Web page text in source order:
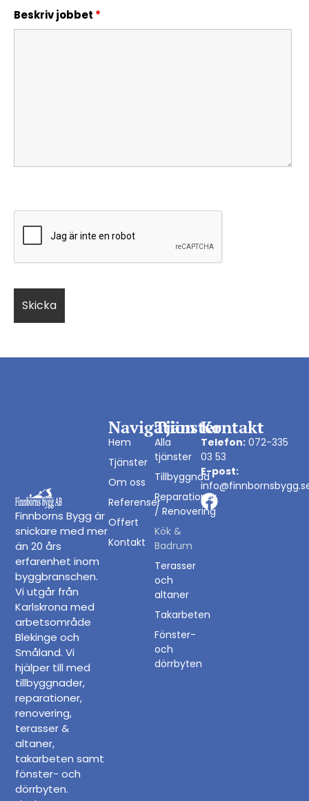
Beskriv jobbet *
Finnborns Bygg är
snickare med mer
än 20 års
erfarenhet inom
byggbranschen.
Vi utgår från
Karlskrona med
arbetsområde
Blekinge och
Småland. Vi
hjälper till med
tillbyggnader,
reparationer,
renovering,
terasser &
altaner,
takarbeten samt
fönster- och
dörrbyten.
Tjänster
Alla
tjänster
Tillbyggnad
Reparationer
/ Renovering
Kök &
Badrum
Terasser
och
altaner
Takarbeten
Fönster-
och
dörrbyten
Navigation
Hem
Tjänster
Om oss
Referenser
Offert
Kontakt
Kontakt
Telefon: 072-335
03 53
E-post: